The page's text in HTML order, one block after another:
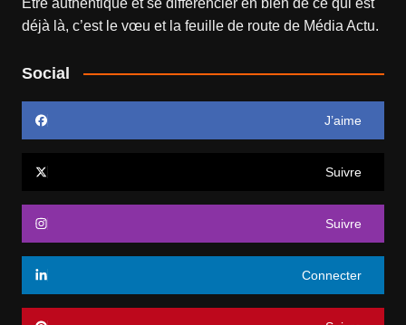
déjà là, c’est le vœu et la feuille de route de Média Actu.
Social
J’aime
Suivre
Suivre
Connecter